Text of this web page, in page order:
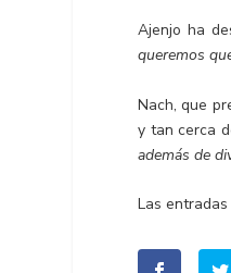
Ajenjo ha
queremos
Nach, que
y tan cerca
además de
Las